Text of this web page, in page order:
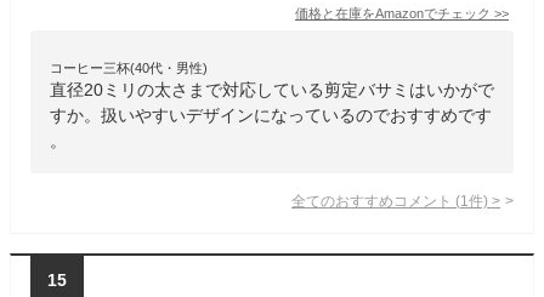
価格と在庫をAmazonでチェック >>
コーヒー三杯(40代・男性)
直径20ミリの太さまで対応している剪定バサミはいかがで
すか。扱いやすいデザインになっているのでおすすめです
。
全てのおすすめコメント (1 件) >
15